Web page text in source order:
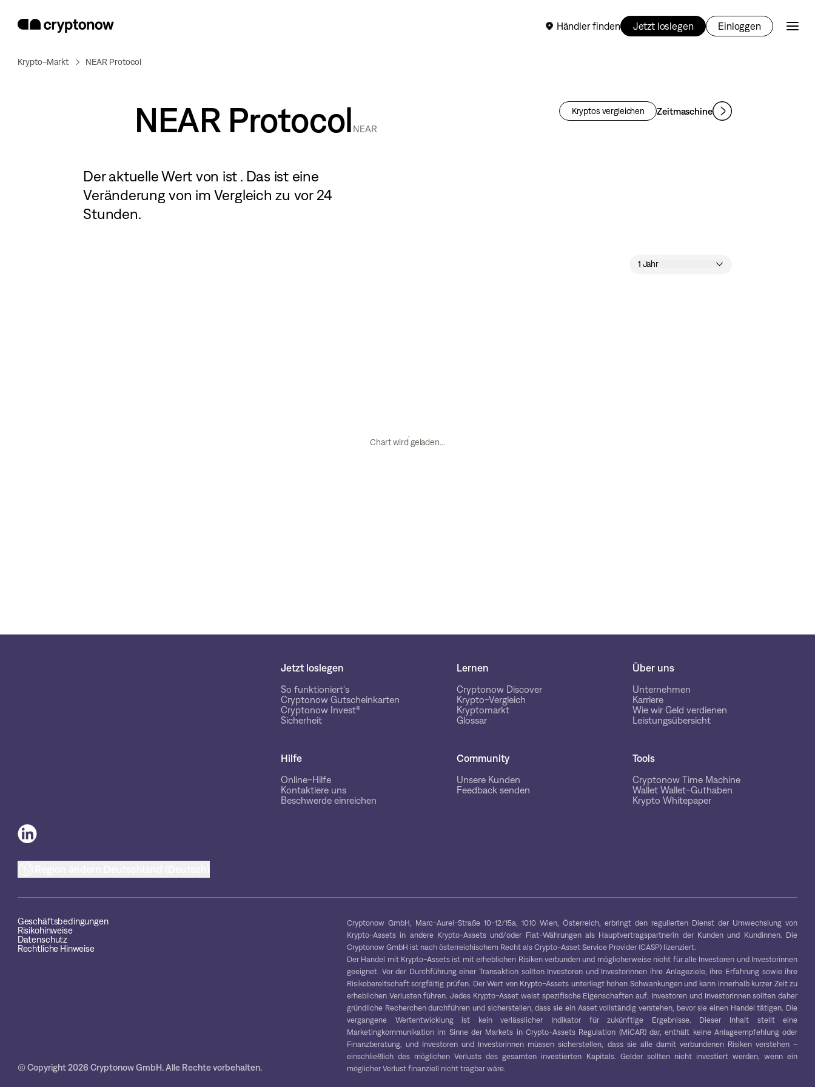
Händler finden Jetzt loslegen Einloggen
Krypto-Markt NEAR Protocol
NEAR Protocol NEAR
Der aktuelle Wert von ist . Das ist eine
Veränderung von im Vergleich zu vor 24
Stunden.
Kryptos vergleichen Zeitmaschine
1 Jahr
Chart wird geladen...
Jetzt loslegen
So funktioniert's
Cryptonow Gutscheinkarten
Cryptonow Invest®
Sicherheit
Lernen
Cryptonow Discover
Krypto-Vergleich
Kryptomarkt
Glossar
Über uns
Unternehmen
Karriere
Wie wir Geld verdienen
Leistungsübersicht
Hilfe
Online-Hilfe
Kontaktiere uns
Beschwerde einreichen
Community
Unsere Kunden
Feedback senden
Tools
Cryptonow Time Machine
Wallet Wallet-Guthaben
Krypto Whitepaper
Geschäftsbedingungen
Risikohinweise
Datenschutz
Rechtliche Hinweise
© Copyright 2026 Cryptonow GmbH. Alle Rechte vorbehalten.
Cryptonow GmbH, Marc-Aurel-Straße 10-12/15a, 1010 Wien, Österreich, erbringt den regulierten Dienst der Umwechslung von
Krypto-Assets in andere Krypto-Assets und/oder Fiat-Währungen als Hauptvertragspartnerin der Kunden und Kundinnen. Die
Cryptonow GmbH ist nach österreichischem Recht als Crypto-Asset Service Provider (CASP) lizenziert.
Der Handel mit Krypto-Assets ist mit erheblichen Risiken verbunden und möglicherweise nicht für alle Investoren und Investorinnen
geeignet. Vor der Durchführung einer Transaktion sollten Investoren und Investorinnen ihre Anlageziele, ihre Erfahrung sowie ihre
Risikobereitschaft sorgfältig prüfen. Der Wert von Krypto-Assets unterliegt hohen Schwankungen und kann innerhalb kurzer Zeit zu
erheblichen Verlusten führen. Jedes Krypto-Asset weist spezifische Eigenschaften auf; Investoren und Investorinnen sollten daher
gründliche Recherchen durchführen und sicherstellen, dass sie ein Asset vollständig verstehen, bevor sie einen Handel tätigen. Die
vergangene Wertentwicklung ist kein verlässlicher Indikator für zukünftige Ergebnisse. Dieser Inhalt stellt eine
Marketingkommunikation im Sinne der Markets in Crypto-Assets Regulation (MiCAR) dar, enthält keine Anlageempfehlung oder
Finanzberatung, und Investoren und Investorinnen müssen sicherstellen, dass sie alle damit verbundenen Risiken verstehen –
einschließlich des möglichen Verlusts des gesamten investierten Kapitals. Gelder sollten nicht investiert werden, wenn ein
möglicher Verlust finanziell nicht tragbar wäre.